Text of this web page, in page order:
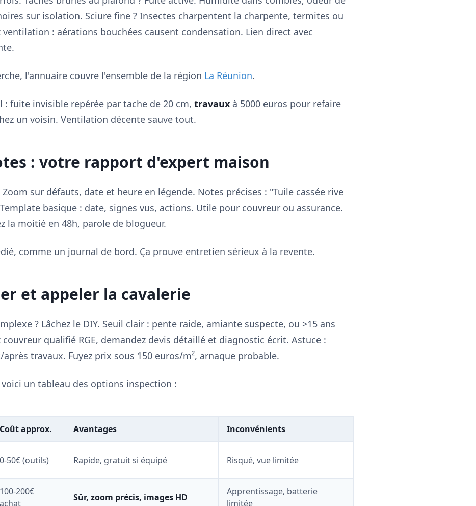
sur isolation. Sciure fine ? Insectes charpentent la charpente, termites ou
ventilation : aérations bouchées causent condensation. Lien direct avec
l'annuaire couvre l'ensemble de la région La Réunion.
: fuite invisible repérée par tache de 20 cm, travaux à 5000 euros pour refaire
un voisin. Ventilation décente sauve tout.
: votre rapport d'expert maison
sur défauts, date et heure en légende. Notes précises : "Tuile cassée rive
basique : date, signes vus, actions. Utile pour couvreur ou assurance.
la moitié en 48h, parole de blogueur.
comme un journal de bord. Ça prouve entretien sérieux à la revente.
et appeler la cavalerie
? Lâchez le DIY. Seuil clair : pente raide, amiante suspecte, ou >15 ans
couvreur qualifié RGE, demandez devis détaillé et diagnostic écrit. Astuce :
travaux. Fuyez prix sous 150 euros/m², arnaque probable.
un tableau des options inspection :
Coût approx. Avantages Inconvénients
0-50€ (outils) Rapide, gratuit si équipé Risqué, vue limitée
100-200€
achat
Sûr, zoom précis, images HD
Apprentissage, batterie
limitée